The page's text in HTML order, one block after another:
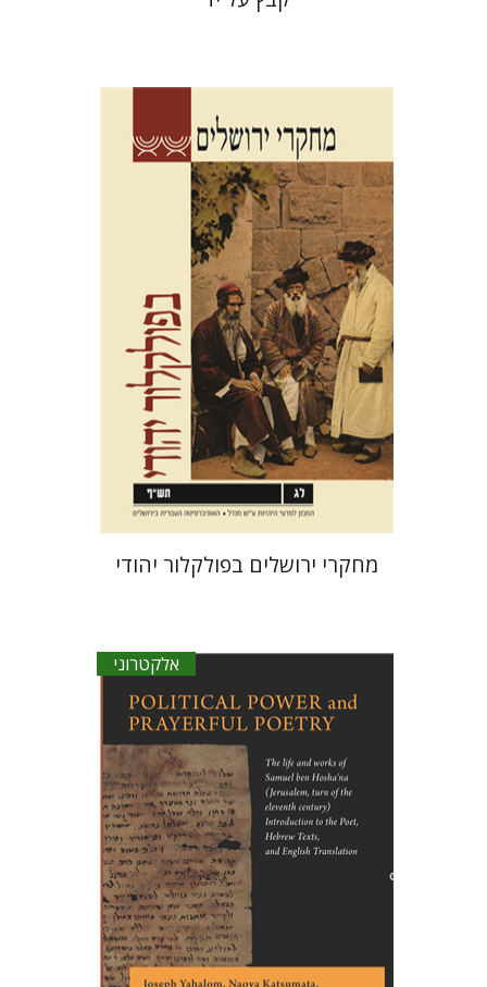
תמר אלכסנדר-פריזר
גלית חזן-רוקם
שלום צבר
הנחת אתר ספר מודפס
$35
$32
מחקרי ירושלים בפולקלור יהודי
אלקטרוני
נאויה קצומטה
גבריאל